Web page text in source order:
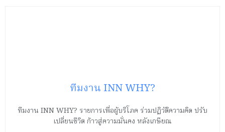
ทีมงาน INN WHY?
ทีมงาน INN WHY? รายการเพื่อผู้บริโภค ร่วมปฏิวัติความคิด ปรับ
เปลี่ยนชีวิต ก้าวสู่ความมั่นคง หลังเกษียณ